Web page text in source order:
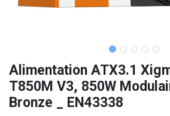
Alimentation ATX3.1
T850M V3, 850W
Bronze _ EN43338